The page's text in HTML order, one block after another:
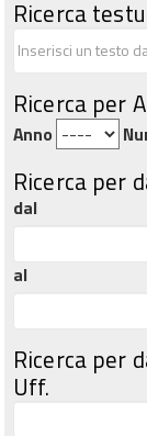
Ricerca
Ricerca per
Anno
Ricerca per
dal
al
Ricerca per
Uff.